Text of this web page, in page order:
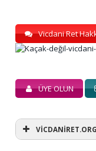
Vicdani Ret
ÜYE OLUN